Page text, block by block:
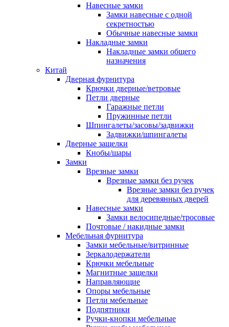
Навесные замки
Замки навесные с одной
секретностью
Обычные навесные замки
Накладные замки
Накладные замки общего
назначения
Китай
Дверная фурнитура
Крючки дверные/ветровые
Петли дверные
Гаражные петли
Пружинные петли
Шпингалеты/засовы/задвижки
Задвижки/шпингалеты
Дверные защелки
Кнобы/шары
Замки
Врезные замки
Врезные замки без ручек
Врезные замки без ручек
для деревянных дверей
Навесные замки
Замки велосипедные/тросовые
Почтовые / накидные замки
Мебельная фурнитура
Замки мебельные/витринные
Зеркалодержатели
Крючки мебельные
Магнитные защелки
Направляющие
Опоры мебельные
Петли мебельные
Подпятники
Ручки-кнопки мебельные